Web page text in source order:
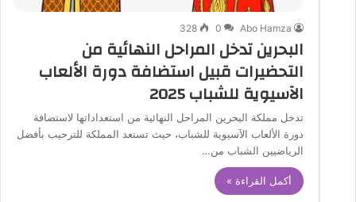
Abo Hamza
0
328
البحرين تدخل المراحل النهائية من
التحضيرات قبيل استضافة دورة الألعاب
الآسيوية للشباب 2025
تدخل مملكة البحرين المراحل النهائية من استعداداتها لاستضافة
دورة الألعاب الآسيوية للشباب، حيث تستعد المملكة للترحيب بأفضل
الرياضيين الشباب من…
أكمل القراءة »